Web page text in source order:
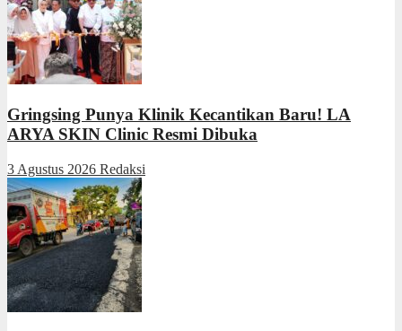
Gringsing Punya Klinik Kecantikan Baru! LA
ARYA SKIN Clinic Resmi Dibuka
3 Agustus 2026 Redaksi